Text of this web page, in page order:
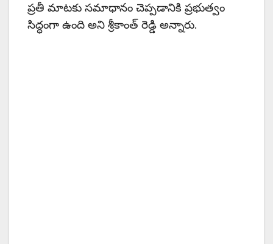
ప్రతీ మాటకు సమాధానం చెప్పడానికి ప్రభుత్వం
సిద్ధంగా ఉంది అని శ్రీకాంత్ రెడ్డి అన్నారు.